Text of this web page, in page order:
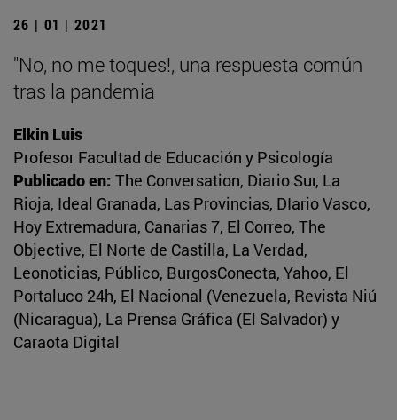
26 | 01 | 2021
"No, no me toques!, una respuesta común
tras la pandemia
Elkin Luis
Profesor Facultad de Educación y Psicología
Publicado en: The Conversation, Diario Sur, La
Rioja, Ideal Granada, Las Provincias, DIario Vasco,
Hoy Extremadura, Canarias 7, El Correo, The
Objective, El Norte de Castilla, La Verdad,
Leonoticias, Público, BurgosConecta, Yahoo, El
Portaluco 24h, El Nacional (Venezuela, Revista Niú
(Nicaragua), La Prensa Gráfica (El Salvador) y
Caraota Digital